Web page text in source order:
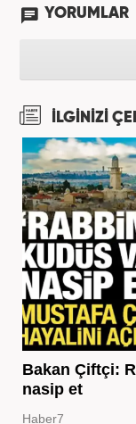
YORUMLAR
İLGİNİZİ
Bakan Çiftçi:
nasip et
Haber7